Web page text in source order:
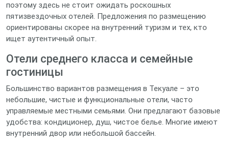
поэтому здесь не стоит ожидать роскошных
пятизвездочных отелей. Предложения по размещению
ориентированы скорее на внутренний туризм и тех, кто
ищет аутентичный опыт.
Отели среднего класса и семейные
гостиницы
Большинство вариантов размещения в Текуале – это
небольшие, чистые и функциональные отели, часто
управляемые местными семьями. Они предлагают базовые
удобства: кондиционер, душ, чистое белье. Многие имеют
внутренний двор или небольшой бассейн.